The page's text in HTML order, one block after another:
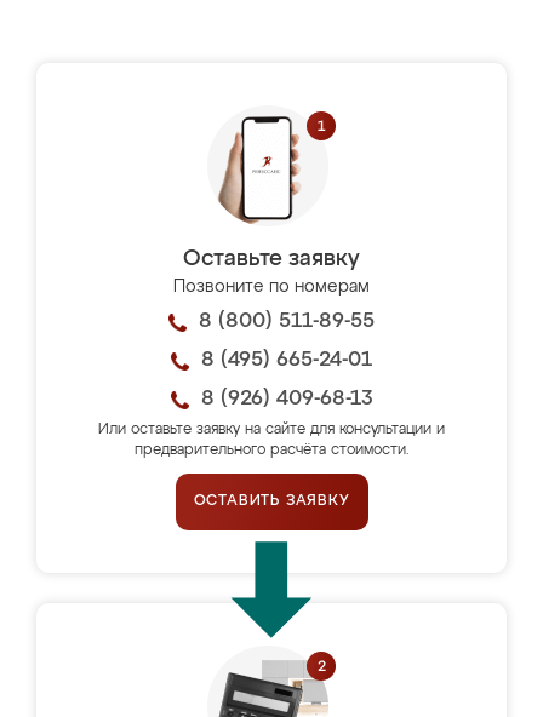
Оставьте заявку
Позвоните по номерам
8 (800) 511-89-55
8 (495) 665-24-01
8 (926) 409-68-13
Или оставьте заявку на сайте для консультации и
предварительного расчёта стоимости.
ОСТАВИТЬ ЗАЯВКУ